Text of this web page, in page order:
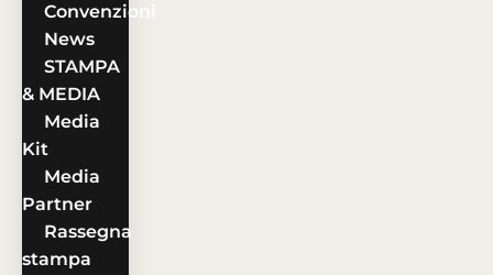
Convenzioni
News
STAMPA
& MEDIA
Media
Kit
Media
Partner
Rassegna
stampa